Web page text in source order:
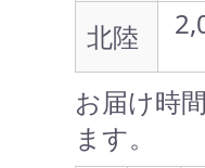
北陸
お届け時
ます。